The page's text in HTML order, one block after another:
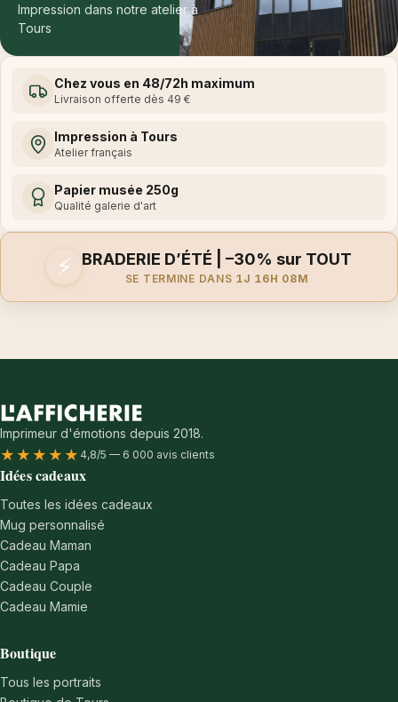
Impression dans notre atelier à
Tours
Chez vous en 48/72h maximum
Livraison offerte dès 49 €
Impression à Tours
Atelier français
Papier musée 250g
Qualité galerie d'art
⚡ BRADERIE D’ÉTÉ | –30% sur TOUT
SE TERMINE DANS 1J 16H 08M
Imprimeur d'émotions depuis 2018.
★★★★★ 4,8/5 — 6 000 avis clients
Idées cadeaux
Toutes les idées cadeaux
Mug personnalisé
Cadeau Maman
Cadeau Papa
Cadeau Couple
Cadeau Mamie
Boutique
Tous les portraits